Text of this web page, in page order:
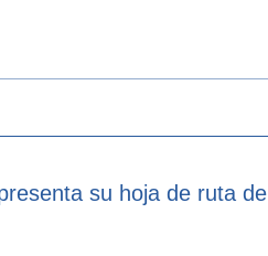
su hoja de ruta de